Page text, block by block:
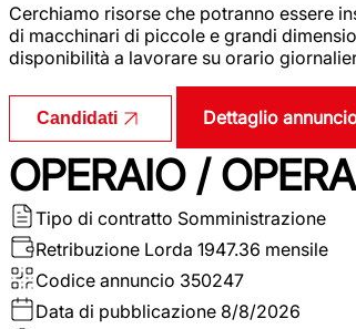
Cerchiamo risorse che potranno essere
di macchinari di piccole e grandi
disponibilità a lavorare su orario
Candidati Dettaglio
OPERAIO /
Tipo di contratto Somministrazione
Retribuzione Lorda 1947.36 mensile
Codice annuncio 350247
Data di pubblicazione 8/8/2026